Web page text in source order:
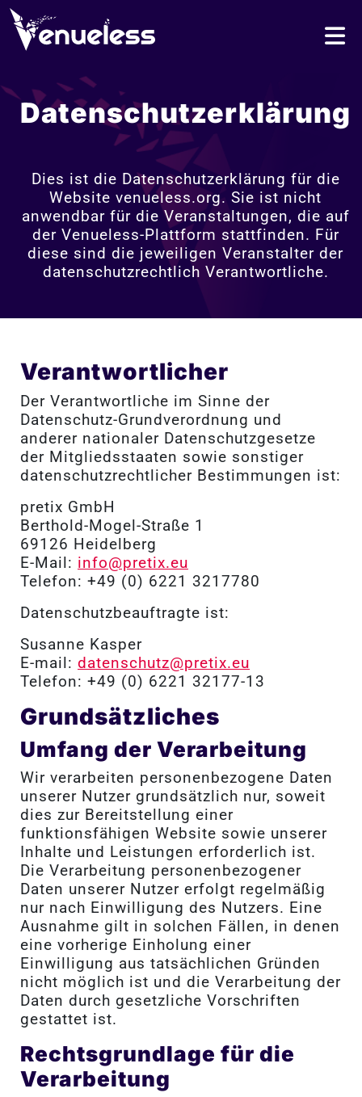
Datenschutzerklärung
Dies ist die Datenschutzerklärung für die
Website venueless.org. Sie ist nicht
anwendbar für die Veranstaltungen, die auf
der Venueless-Plattform stattfinden. Für
diese sind die jeweiligen Veranstalter der
datenschutzrechtlich Verantwortliche.
Verantwortlicher
Der Verantwortliche im Sinne der
Datenschutz-Grundverordnung und
anderer nationaler Datenschutzgesetze
der Mitgliedsstaaten sowie sonstiger
datenschutzrechtlicher Bestimmungen ist:
pretix GmbH
Berthold-Mogel-Straße 1
69126 Heidelberg
E-Mail: info@pretix.eu
Telefon: +49 (0) 6221 3217780
Datenschutzbeauftragte ist:
Susanne Kasper
E-mail: datenschutz@pretix.eu
Telefon: +49 (0) 6221 32177-13
Grundsätzliches
Umfang der Verarbeitung
Wir verarbeiten personenbezogene Daten
unserer Nutzer grundsätzlich nur, soweit
dies zur Bereitstellung einer
funktionsfähigen Website sowie unserer
Inhalte und Leistungen erforderlich ist.
Die Verarbeitung personenbezogener
Daten unserer Nutzer erfolgt regelmäßig
nur nach Einwilligung des Nutzers. Eine
Ausnahme gilt in solchen Fällen, in denen
eine vorherige Einholung einer
Einwilligung aus tatsächlichen Gründen
nicht möglich ist und die Verarbeitung der
Daten durch gesetzliche Vorschriften
gestattet ist.
Rechtsgrundlage für die
Verarbeitung